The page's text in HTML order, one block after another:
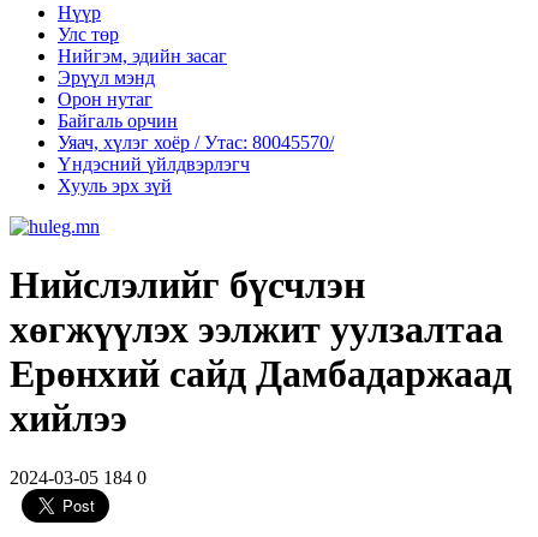
Нүүр
Улс төр
Нийгэм, эдийн засаг
Эрүүл мэнд
Орон нутаг
Байгаль орчин
Уяач, хүлэг хоёр / Утас: 80045570/
Үндэсний үйлдвэрлэгч
Хууль эрх зүй
Нийслэлийг бүсчлэн
хөгжүүлэх ээлжит уулзалтаа
Ерөнхий сайд Дамбадаржаад
хийлээ
2024-03-05 184 0